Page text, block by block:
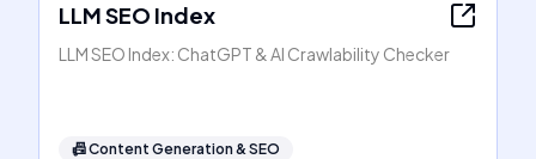
LLM SEO Index
LLM SEO Index: ChatGPT & AI Crawlability Checker
📠Content Generation & SEO